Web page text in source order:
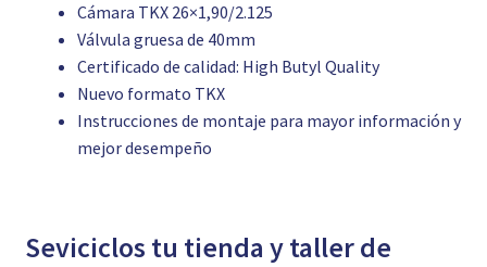
Cámara TKX 26×1,90/2.125
Válvula gruesa de 40mm
Certificado de calidad: High Butyl Quality
Nuevo formato TKX
Instrucciones de montaje para mayor información y
mejor desempeño
Seviciclos tu tienda y taller de